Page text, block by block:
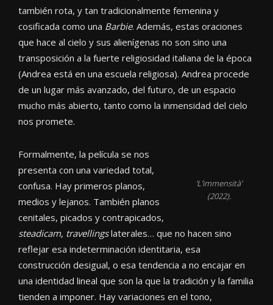
también rota, y tan tradicionalmente femenina y
cosificada como una Barbie. Además, estas oraciones
que hace al cielo y sus alienígenas no son sino una
transposición a la fuerte religiosidad italiana de la época
(Andrea está en una escuela religiosa). Andrea procede
de un lugar más avanzado, del futuro, de un espacio
mucho más abierto, tanto como la inmensidad del cielo
nos promete.
‘L’immensità’
(2022).
Formalmente, la película se nos
presenta con una variedad total,
confusa. Hay primeros planos,
medios y lejanos. También planos
cenitales, picados y contrapicados,
steadicam, travellingslaterales… que no hacen sino
reflejar esa indeterminación identitaria, esa
construcción desigual, o esa tendencia a no encajar en
una identidad lineal que son la que la tradición y la familia
tienden a imponer. Hay variaciones en el tono,